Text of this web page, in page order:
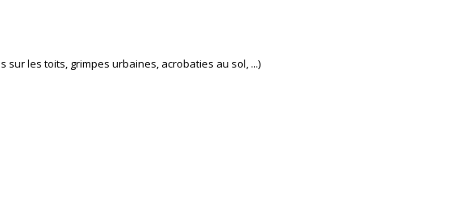
les toits, grimpes urbaines, acrobaties au sol, ...)